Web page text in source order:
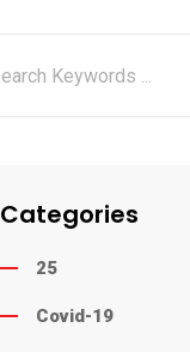
Categories
25
Covid-19